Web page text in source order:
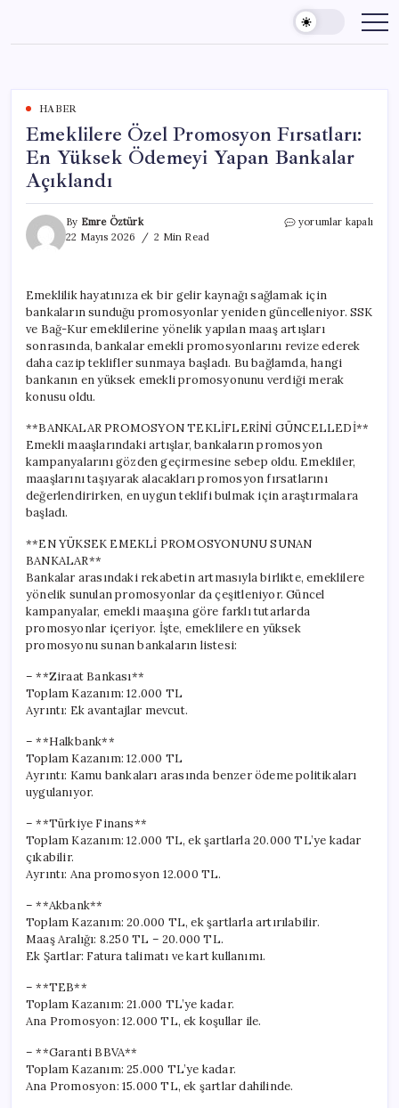
content
HABER
Emeklilere Özel Promosyon Fırsatları:
En Yüksek Ödemeyi Yapan Bankalar
Açıklandı
By Emre Öztürk
22 Mayıs 2026
2 Min Read
Emeklilere
Yüksek
Ödemeyi
Yapan
Bankalar
Açıklandı
için
yorumlar kapalı
Emeklilik hayatınıza ek bir gelir kaynağı sağlamak için
bankaların sunduğu promosyonlar yeniden güncelleniyor. SSK
ve Bağ-Kur emeklilerine yönelik yapılan maaş artışları
sonrasında, bankalar emekli promosyonlarını revize ederek
daha cazip teklifler sunmaya başladı. Bu bağlamda, hangi
bankanın en yüksek emekli promosyonunu verdiği merak
konusu oldu.
**BANKALAR PROMOSYON TEKLİFLERİNİ GÜNCELLEDİ**
Emekli maaşlarındaki artışlar, bankaların promosyon
kampanyalarını gözden geçirmesine sebep oldu. Emekliler,
maaşlarını taşıyarak alacakları promosyon fırsatlarını
değerlendirirken, en uygun teklifi bulmak için araştırmalara
başladı.
**EN YÜKSEK EMEKLİ PROMOSYONUNU SUNAN
BANKALAR**
Bankalar arasındaki rekabetin artmasıyla birlikte, emeklilere
yönelik sunulan promosyonlar da çeşitleniyor. Güncel
kampanyalar, emekli maaşına göre farklı tutarlarda
promosyonlar içeriyor. İşte, emeklilere en yüksek
promosyonu sunan bankaların listesi:
– **Ziraat Bankası**
Toplam Kazanım: 12.000 TL
Ayrıntı: Ek avantajlar mevcut.
– **Halkbank**
Toplam Kazanım: 12.000 TL
Ayrıntı: Kamu bankaları arasında benzer ödeme politikaları
uygulanıyor.
– **Türkiye Finans**
Toplam Kazanım: 12.000 TL, ek şartlarla 20.000 TL’ye kadar
çıkabilir.
Ayrıntı: Ana promosyon 12.000 TL.
– **Akbank**
Toplam Kazanım: 20.000 TL, ek şartlarla artırılabilir.
Maaş Aralığı: 8.250 TL – 20.000 TL.
Ek Şartlar: Fatura talimatı ve kart kullanımı.
– **TEB**
Toplam Kazanım: 21.000 TL’ye kadar.
Ana Promosyon: 12.000 TL, ek koşullar ile.
– **Garanti BBVA**
Toplam Kazanım: 25.000 TL’ye kadar.
Ana Promosyon: 15.000 TL, ek şartlar dahilinde.